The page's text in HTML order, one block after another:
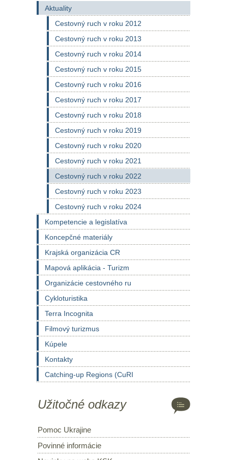
Aktuality
Cestovný ruch v roku 2012
Cestovný ruch v roku 2013
Cestovný ruch v roku 2014
Cestovný ruch v roku 2015
Cestovný ruch v roku 2016
Cestovný ruch v roku 2017
Cestovný ruch v roku 2018
Cestovný ruch v roku 2019
Cestovný ruch v roku 2020
Cestovný ruch v roku 2021
Cestovný ruch v roku 2022
Cestovný ruch v roku 2023
Cestovný ruch v roku 2024
Kompetencie a legislatíva
Koncepčné materiály
Krajská organizácia CR
Mapová aplikácia - Turizm
Organizácie cestovného ru
Cykloturistika
Terra Incognita
Filmový turizmus
Kúpele
Kontakty
Catching-up Regions (CuRI
Užitočné odkazy
Pomoc Ukrajine
Povinné informácie